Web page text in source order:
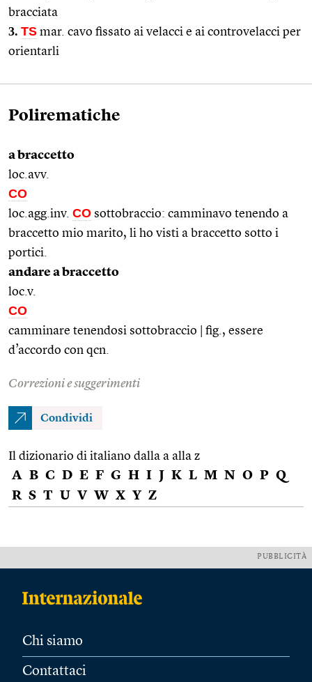
bracciata
3. TS mar. cavo fissato ai velacci e ai controvelacci per
orientarli
Polirematiche
a braccetto
loc.avv.
CO
loc.agg.inv. CO sottobraccio: camminavo tenendo a
braccetto mio marito, li ho visti a braccetto sotto i
portici.
andare a braccetto
loc.v.
CO
camminare tenendosi sottobraccio | fig., essere
d’accordo con qcn.
Correzioni e suggerimenti
Condividi
Il dizionario di italiano dalla a alla z
A B C D E F G H I J K L M N O P Q
R S T U V W X Y Z
PUBBLICITÀ
Chi siamo
Contattaci